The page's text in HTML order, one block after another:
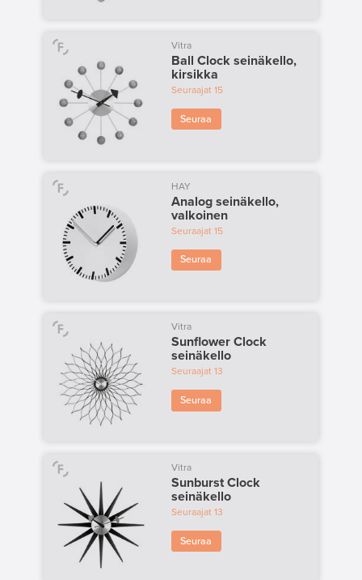
Vitra
Ball Clock seinäkello,
kirsikka
Seuraajat15
Seuraa
HAY
Analog seinäkello,
valkoinen
Seuraajat 15
Seuraa
Vitra
Sunflower Clock
seinäkello
Seuraajat13
Seuraa
Vitra
Sunburst Clock
seinäkello
Seuraajat13
Seuraa